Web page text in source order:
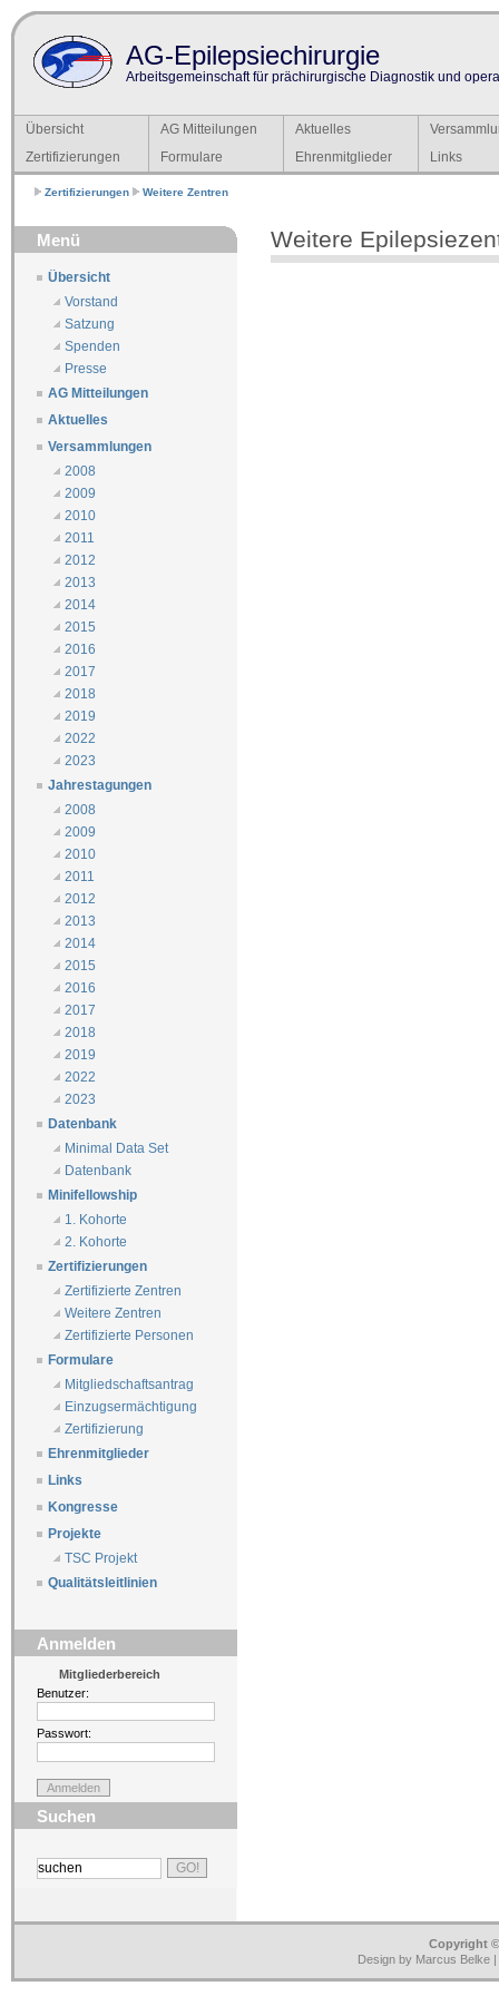
AG-Epilepsiechirurgie
Arbeitsgemeinschaft für prächirurgische Diagnostik und
Übersicht AG Mitteilungen Aktuelles
Zertifizierungen
Formulare Ehrenmitglieder Links
Zertifizierungen Weitere Zentren
Menü
Übersicht
Vorstand
Satzung
Spenden
Presse
AG Mitteilungen
Aktuelles
Versammlungen
2008
2009
2010
2011
2012
2013
2014
2015
2016
2017
2018
2019
2022
2023
Jahrestagungen
2008
2009
2010
2011
2012
2013
2014
2015
2016
2017
2018
2019
2022
2023
Datenbank
Minimal Data Set
Datenbank
Minifellowship
1. Kohorte
2. Kohorte
Zertifizierungen
Zertifizierte Zentren
Weitere Zentren
Zertifizierte Personen
Formulare
Mitgliedschaftsantrag
Einzugsermächtigung
Zertifizierung
Ehrenmitglieder
Links
Kongresse
Projekte
TSC Projekt
Qualitätsleitlinien
Anmelden
Mitgliederbereich
Benutzer:
Passwort:
Suchen
Weitere
Copyright
Design by Marcus Belke